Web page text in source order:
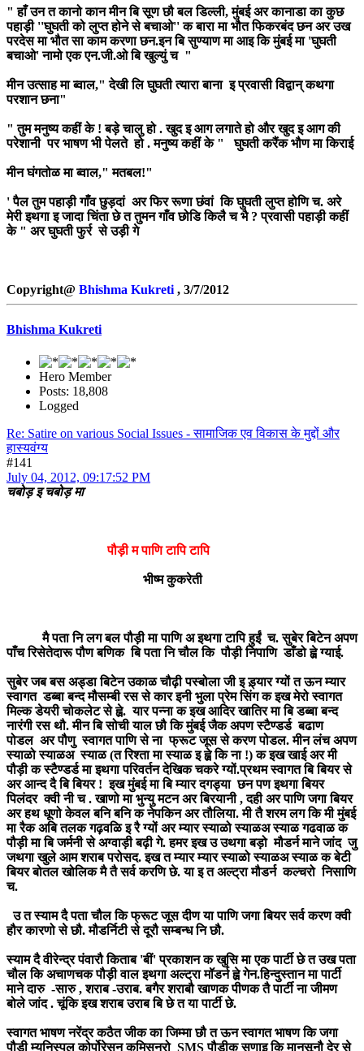
" हाँ उन त कानो कान मीन बि सूण छौ बल डिल्ली, मुंबई अर कानाडा का कुछ
पहाड़ी ''घुघती को लुप्त होने से बचाओ'' क बारा मा भौत फिकरबंद छन अर उख
परदेस मा भौत सा काम करणा छन.इन बि सुण्याण मा आइ कि मुंबई मा 'घुघती
बचाओ' नामो एक एन.जी.ओ बि खुल्युं च "
मीन उत्साह मा ब्वाल," देखी लि घुघती त्यारा बाना इ प्रवासी विद्वान् कथगा
परशान छना"
" तुम मनुष्य कहीं के ! बड़े चालु हो . खुद इ आग लगाते हो और खुद इ आग की
परेशानी पर भाषण भी पेलते हो . मनुष्य कहीं के " घुघती करैंक भौण मा किराई
मीन घंगतोळ मा ब्वाल," मतबल!"
' पैल तुम पहाड़ी गाँव छुड़दां अर फिर रूणा छंवां कि घुघती लुप्त होणि च. अरे
मेरी इथगा इ जादा चिंता छे त तुमन गाँव छोडि किलै च भै ? प्रवासी पहाड़ी कहीं
के " अर घुघती फुर्र से उड़ी गे
Copyright@ Bhishma Kukreti , 3/7/2012
Bhishma Kukreti
Hero Member
Posts: 18,808
Logged
Re: Satire on various Social Issues - सामाजिक एव विकास के मुद्दों और
हास्यवंग्य
#141
July 04, 2012, 09:17:52 PM
चबोड़ इ चबोड़ मा
पौड़ी म पाणि टापि टापि
भीष्म कुकरेती
मै पता नि लग बल पौड़ी मा पाणि अ इथगा टापि हुईं च. सुबेर बिटेन अपण
पाँच रिसेतेदारू पौण बणिक बि पता नि चौल कि पौड़ी निपाणि डाँडो ह्व़े ग्याई.
सुबेर जब बस अड्डा बिटेन उकाळ चौढ़ी पस्बोला जी इ ड़्यार ग्यों त ऊन म्यार
स्वागत डब्बा बन्द मौसम्बी रस से कार इनी भुला प्रेम सिंग क इख मेरो स्वागत
मिल्क डेयरी चोकलेट से ह्व़े. यार पन्ना क इख आदिर खातिर मा बि डब्बा बन्द
नारंगी रस थौ. मीन बि सोची याल छौ कि मुंबई जैक अपण स्टैण्डर्ड बढाण
पोडल अर पौणु स्वागत पाणि से ना फ्रूट जूस से करण पोडल. मीन लंच अपण
स्याळो स्याळअ स्याळ (त रिश्ता मा स्याळ इ ह्व़े कि ना !) क इख खाई अर मी
पौड़ी क स्टैण्डर्ड मा इथगा परिवर्तन देखिक चकरे ग्यों.प्रथम स्वागत बि बियर से
अर आन्द दै बि बियर ! इख मुंबई मा बि म्यार दगड्या छन पण इथगा बियर
पिलंदर क्वी नी च . खाणो मा भुन्यु मटन अर बिरयानी , दही अर पाणि जगा बियर
अर हथ धूणो केवल बनि बनि क नेपकिन अर तौलिया. मी तै शरम लग कि मी मुंबई
मा रैक अबि तलक गढ़वळि इ रै ग्यों अर म्यार स्याळो स्याळअ स्याळ गढवाळ क
पौड़ी मा बि जर्मनी से अग्वाड़ी बढ़ी गे. हमर इख उ उथगा बड़ो मौडर्न माने जांद जु
जथगा खुले आम शराब परोसद. इख त म्यार म्यार स्याळो स्याळअ स्याळ क बेटी
बियर बोतल खोलिक मै तै सर्व करणि छे. या इ त अल्ट्रा मौडर्न कल्चरो निसाणि
च.
उ त स्याम दै पता चौल कि फ्रूट जूस दीण या पाणि जगा बियर सर्व करण क्वी
हौर कारणो से छौ. मौडर्निटी से दूरौ सम्बन्ध नि छौ.
स्याम दै वीरेन्द्र पंवारौ किताब 'बीं' प्रकाशन क खुसि मा एक पार्टी छे त उख पता
चौल कि अचाणचक पौड़ी वाल इथगा अल्ट्रा मॉडर्न ह्व़े गेन.हिन्दुस्तान मा पार्टी
माने दारु -सारु , शराब -उराब. बगैर शराबौ खाणक पीणक तै पार्टी ना जीमण
बोले जांद . चूंकि इख शराब उराब बि छे त या पार्टी छे.
स्वागत भाषण नरेंद्र कठैत जीक का जिम्मा छौ त ऊन स्वागत भाषण कि जगा
पौड़ी म्युनिस्पल कोर्पोरेसन कमिसनरो SMS पौड़ीक सुणाइ कि मानसूनौ देर से